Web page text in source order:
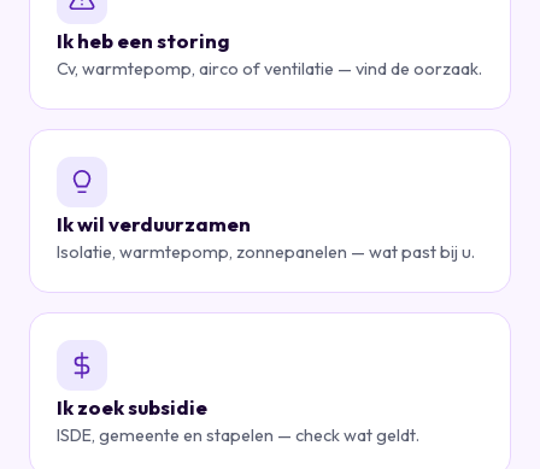
Ik heb een storing
Cv, warmtepomp, airco of ventilatie — vind de oorzaak.
Ik wil verduurzamen
Isolatie, warmtepomp, zonnepanelen — wat past bij u.
Ik zoek subsidie
ISDE, gemeente en stapelen — check wat geldt.